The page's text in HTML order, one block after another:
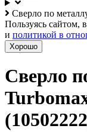
Сверло по
Пользуясь сайтом,
и политикой в
Хорошо
Сверло